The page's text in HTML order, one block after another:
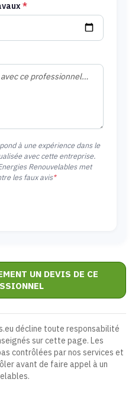
*
à une expérience dans le
avec cette entreprise.
Renouvelables met
les faux avis*
UN DEVIS DE CE
décline toute responsabilité
sur cette page. Les
contrôlées par nos services et
avant de faire appel à un